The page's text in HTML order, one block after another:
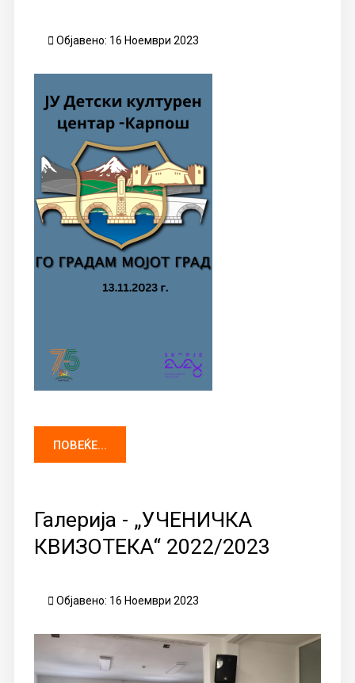
Објавено: 16 Ноември 2023
ПОВЕЌЕ...
Галерија - „УЧЕНИЧКА
КВИЗОТЕКА“ 2022/2023
Објавено: 16 Ноември 2023